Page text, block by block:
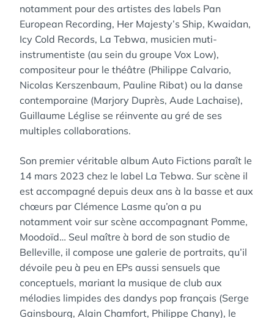
notamment pour des artistes des labels Pan
European Recording, Her Majesty’s Ship, Kwaidan,
Icy Cold Records, La Tebwa, musicien muti-
instrumentiste (au sein du groupe Vox Low),
compositeur pour le théâtre (Philippe Calvario,
Nicolas Kerszenbaum, Pauline Ribat) ou la danse
contemporaine (Marjory Duprès, Aude Lachaise),
Guillaume Léglise se réinvente au gré de ses
multiples collaborations.
Son premier véritable album Auto Fictions paraît le
14 mars 2023 chez le label La Tebwa. Sur scène il
est accompagné depuis deux ans à la basse et aux
chœurs par Clémence Lasme qu’on a pu
notamment voir sur scène accompagnant Pomme,
Moodoïd… Seul maître à bord de son studio de
Belleville, il compose une galerie de portraits, qu’il
dévoile peu à peu en EPs aussi sensuels que
conceptuels, mariant la musique de club aux
mélodies limpides des dandys pop français (Serge
Gainsbourg, Alain Chamfort, Philippe Chany), le